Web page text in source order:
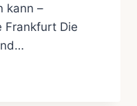
kann –
Frankfurt Die